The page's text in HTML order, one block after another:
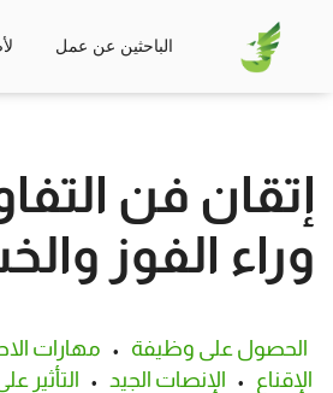
الباحثين عن عمل
إتقان فن
وراء الفوز
الحصول على وظيفة • مهارات
الإقناع • الإنصات الجيد • التأثير